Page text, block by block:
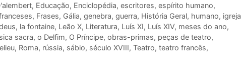
, Educação, Enciclopédia, escritores, espírito humano,
, Frases, Gália, genebra, guerra, História Geral, humano, igreja
, la fontaine, Leão X, Literatura, Luís XI, Luís XIV, meses do ano,
sacra, o Delfim, O Príncipe, obras-primas, peças de teatro,
, Roma, rússia, sábio, século XVIII, Teatro, teatro francês,